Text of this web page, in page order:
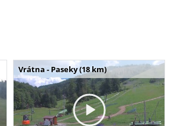
Vrátna - Paseky (18 km)